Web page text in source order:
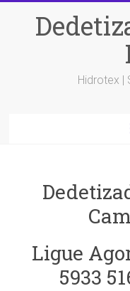
Hidrotex |
Ligue
5933